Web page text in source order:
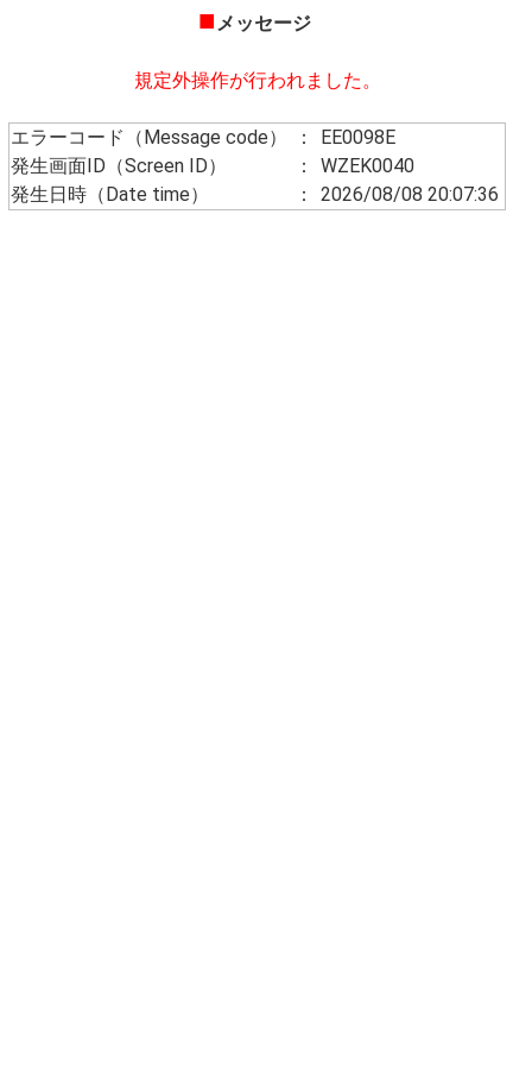
■メッセージ
規定外操作が行われました。
エラーコード（Message code） ：
EE0098E
発生画面ID（Screen ID）
：
WZEK0040
発生日時（Date time）
： 2026/08/08 20:07:36